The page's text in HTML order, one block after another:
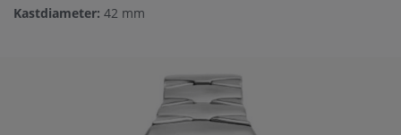
Kastdiameter: 42 mm